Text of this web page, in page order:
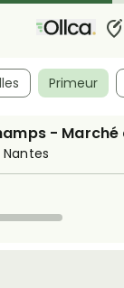
Primeur
-